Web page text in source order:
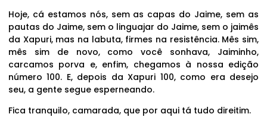
Hoje, cá estamos nós, sem as capas do Jaime, sem as
pautas do Jaime, sem o linguajar do Jaime, sem o jaimês
da Xapuri, mas na labuta, firmes na resistência. Mês sim,
mês sim de novo, como você sonhava, Jaiminho,
carcamos porva e, enfim, chegamos à nossa edição
número 100. E, depois da Xapuri 100, como era desejo
seu, a gente segue esperneando.
Fica tranquilo, camarada, que por aqui tá tudo direitim.